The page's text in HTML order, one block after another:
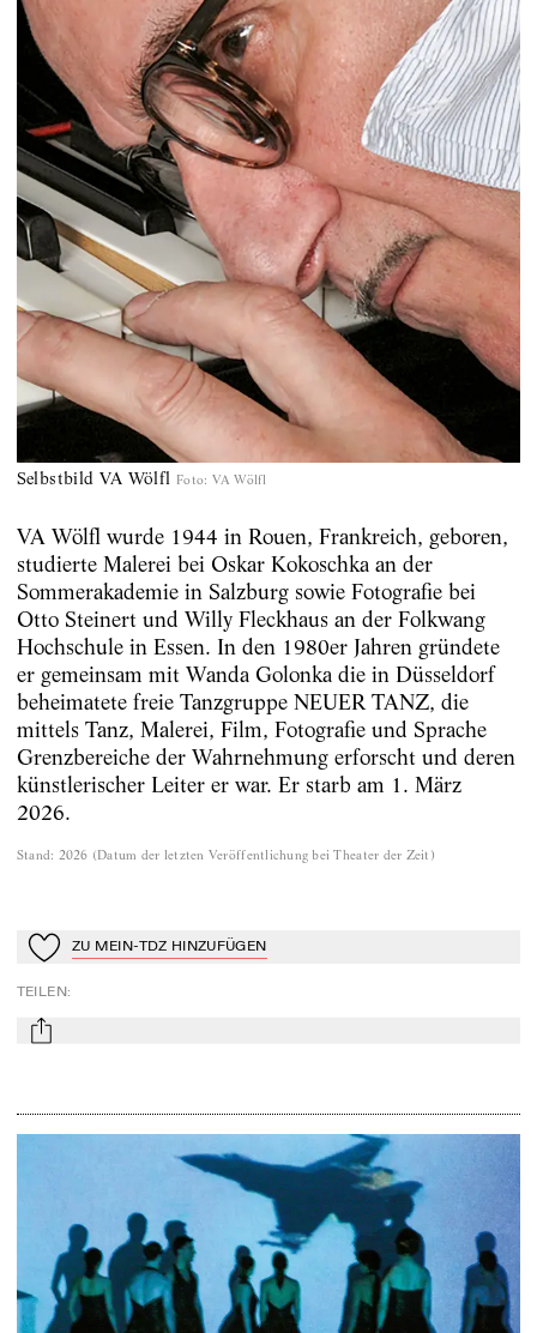
Selbstbild VA Wölfl Foto: VA Wölfl
VA Wölfl wurde 1944 in Rouen, Frankreich, geboren,
studierte Malerei bei Oskar Kokoschka an der
Sommerakademie in Salzburg sowie Fotografie bei
Otto Steinert und Willy Fleckhaus an der Folkwang
Hochschule in Essen. In den 1980er Jahren gründete
er gemeinsam mit Wanda Golonka die in Düsseldorf
beheimatete freie Tanzgruppe NEUER TANZ, die
mittels Tanz, Malerei, Film, Fotografie und Sprache
Grenzbereiche der Wahrnehmung erforscht und deren
künstlerischer Leiter er war. Er starb am 1. März
2026.
Stand: 2026 ( Datum der letzten Veröffentlichung bei Theater der Zeit )
Zu Mein-TdZ hinzufügen
ZU MEIN-TDZ HINZUFÜGEN
TEILEN:
mail